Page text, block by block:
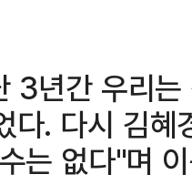
3년간 우리
다. 다시 김
는 없다"며